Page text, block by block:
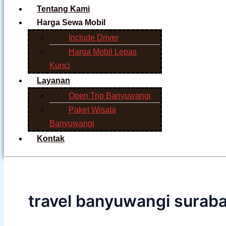
Tentang Kami
Harga Sewa Mobil
Include Driver
Harga Mobil Lepas
Kunci
Layanan
Open Trip Banyuwangi
Paket Wisata
Banyuwangi
Kontak
travel banyuwangi